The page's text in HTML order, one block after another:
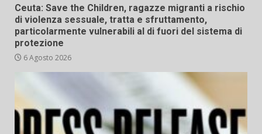
Ceuta: Save the Children, ragazze migranti a rischio
di violenza sessuale, tratta e sfruttamento,
particolarmente vulnerabili al di fuori del sistema di
protezione
6 Agosto 2026